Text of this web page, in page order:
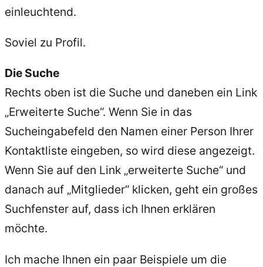
einleuchtend.
Soviel zu Profil.
Die Suche
Rechts oben ist die Suche und daneben ein Link
„Erweiterte Suche“. Wenn Sie in das
Sucheingabefeld den Namen einer Person Ihrer
Kontaktliste eingeben, so wird diese angezeigt.
Wenn Sie auf den Link „erweiterte Suche“ und
danach auf „Mitglieder“ klicken, geht ein großes
Suchfenster auf, dass ich Ihnen erklären
möchte.
Ich mache Ihnen ein paar Beispiele um die